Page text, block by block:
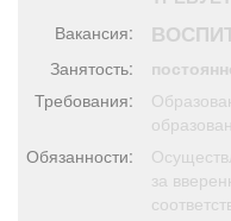
Вакансия:
Занятость:
Требования:
Обязанности:
за